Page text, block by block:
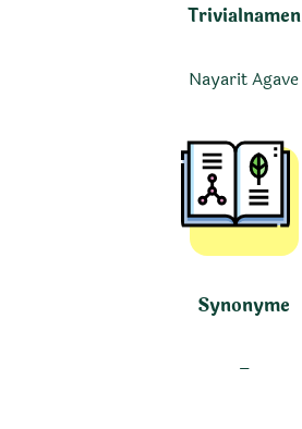
Trivialnamen
Nayarit Agave
Synonyme
–